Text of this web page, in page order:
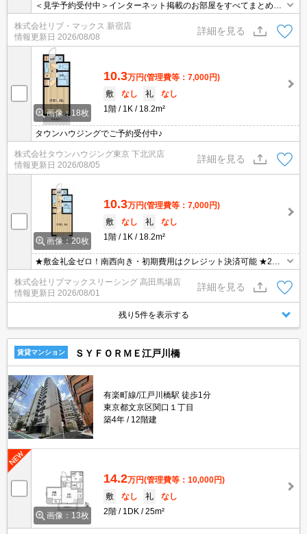
＜見学予約受付中＞インターネット掲載のお部屋をすべてまとめて
ご紹介可能！ 初期費用クレジット決済可！問合せ当日でもご予約可
能！他社掲載物件もまとめてご紹介可能です。オンライン案内可。
写真・動画送付、WEB契約等来店不要でご契約可能。セキュリティ
充実で安心！お気軽にご相談くださいませ。
株式会社リブ・マックス 新宿店
情報更新日 2026/08/08
詳細を見る
画像：18枚
10.3万円(管理費等：7,000円)
敷
なし 礼
なし
1階
1K 18.2m²
タウンハウジングでご予約受付中♪
株式会社タウンハウジング東京 下北沢店
情報更新日 2026/08/05
詳細を見る
画像：20枚
10.3万円(管理費等：7,000円)
敷
なし 礼
なし
1階
1K 18.2m²
★敷金礼金ゼロ！南西向き・初期費用はクレジット決済可能 ★2口
ガスコンロ・モニター付きオートロック ★宅配ボックス・浴室乾燥
機・温水洗浄便座
株式会社リブマックスリーシング 高田馬場店
情報更新日 2026/08/01
詳細を見る
残り5件を表示する
賃貸マンション ＳＹＦＯＲＭＥ江戸川橋
有楽町線/江戸川橋駅 徒歩1分
東京都文京区関口１丁目
築4年
12階建
画像：13枚
14.2万円(管理費等：10,000円)
敷
なし 礼
なし
2階
1DK 25m²